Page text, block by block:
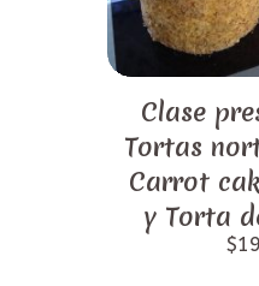
Clase
Tortas
Carrot
y Torta
$